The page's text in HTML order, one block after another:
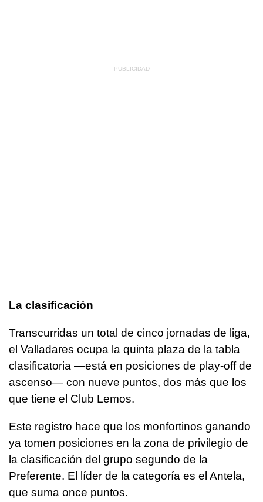
La clasificación
Transcurridas un total de cinco jornadas de liga,
el Valladares ocupa la quinta plaza de la tabla
clasificatoria —está en posiciones de play-off de
ascenso— con nueve puntos, dos más que los
que tiene el Club Lemos.
Este registro hace que los monfortinos ganando
ya tomen posiciones en la zona de privilegio de
la clasificación del grupo segundo de la
Preferente. El líder de la categoría es el Antela,
que suma once puntos.